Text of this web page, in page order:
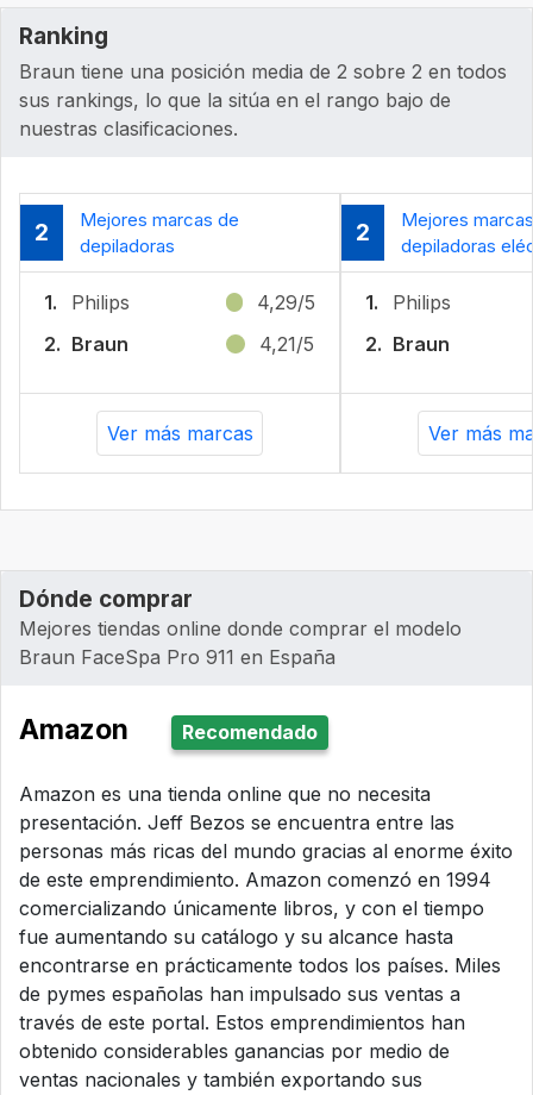
Ranking
Braun tiene una posición media de 2 sobre 2 en todos
sus rankings, lo que la sitúa en el rango bajo de
nuestras clasificaciones.
2
Mejores marcas de
depiladoras
1. Philips
4,29/5
2. Braun 4,21/5
Ver más marcas
2
Mejores
depiladoras
1.
Philips
2. Braun
Ver más
Dónde comprar
Mejores tiendas online donde comprar el modelo
Braun FaceSpa Pro 911 en España
Amazon Recomendado
Amazon es una tienda online que no necesita
presentación. Jeff Bezos se encuentra entre las
personas más ricas del mundo gracias al enorme éxito
de este emprendimiento. Amazon comenzó en 1994
comercializando únicamente libros, y con el tiempo
fue aumentando su catálogo y su alcance hasta
encontrarse en prácticamente todos los países. Miles
de pymes españolas han impulsado sus ventas a
través de este portal. Estos emprendimientos han
obtenido considerables ganancias por medio de
ventas nacionales y también exportando sus